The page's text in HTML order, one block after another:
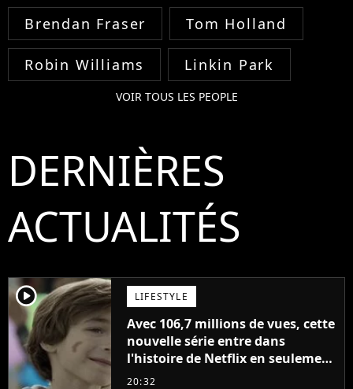
Brendan Fraser Tom Holland
Robin Williams Linkin Park
VOIR TOUS LES PEOPLE
DERNIÈRES
ACTUALITÉS
player2 LIFESTYLE
Avec 106,7 millions de vues, cette
nouvelle série entre dans
l'histoire de Netflix en seulement
48 jours
20:32